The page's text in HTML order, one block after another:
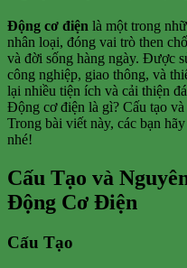
Động cơ điện là một trong
nhân loại, đóng vai trò then
và đời sống hàng ngày. Được
công nghiệp, giao thông, và
lại nhiều tiện ích và cải thiện
Động cơ điện là gì? Cấu tạo
Trong bài viết này, các bạn
nhé!
Cấu Tạo và
Động Cơ Điện
Cấu Tạo